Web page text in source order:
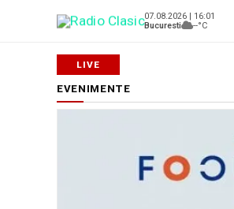
07.08.2026 | 16:01
Bucuresti
--°C
EVENIMENTE